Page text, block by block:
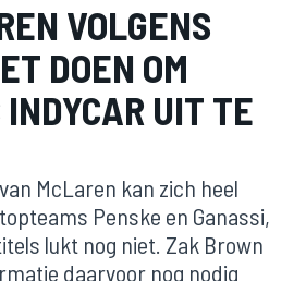
VOLGENS
DOEN OM
UIT TE
McLaren kan zich heel
Penske en Ganassi,
lukt nog niet. Zak Brown
daarvoor nog nodig